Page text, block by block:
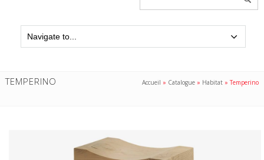
TEMPERINO Accueil » Catalogue » Habitat »Temperino